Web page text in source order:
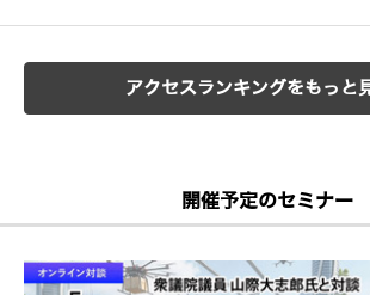
アクセスランキングをもっと
開催予定のセミナー